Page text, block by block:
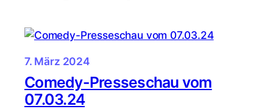
7. März 2024
Comedy-Presseschau vom
07.03.24